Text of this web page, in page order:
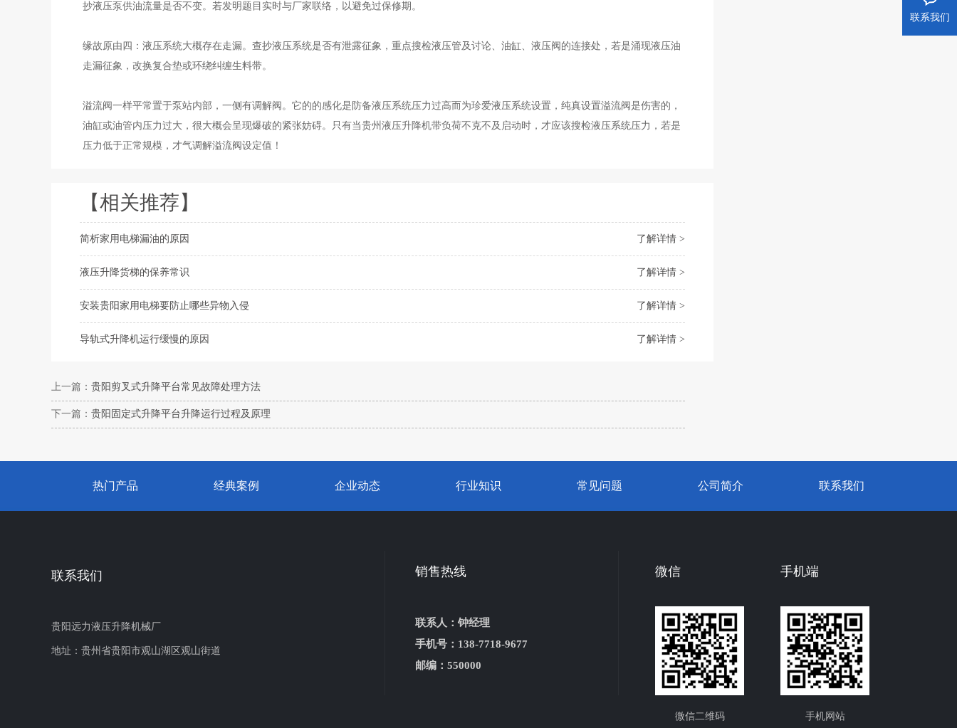
抄液压泵供油流量是否不变。若发明题目实时与厂家联络，以避免过保修期。
缘故原由四：液压系统大概存在走漏。查抄液压系统是否有泄露征象，重点搜检液压管及讨论、油缸、液压阀的连接处，若是涌现液压油
走漏征象，改换复合垫或环绕纠缠生料带。
溢流阀一样平常置于泵站内部，一侧有调解阀。它的的感化是防备液压系统压力过高而为珍爱液压系统设置，纯真设置溢流阀是伤害的，
油缸或油管内压力过大，很大概会呈现爆破的紧张妨碍。只有当贵州液压升降机带负荷不克不及启动时，才应该搜检液压系统压力，若是
压力低于正常规模，才气调解溢流阀设定值！
【相关推荐】
了解详情 >
简析家用电梯漏油的原因
了解详情 >
液压升降货梯的保养常识
了解详情 >
安装贵阳家用电梯要防止哪些异物入侵
了解详情 >
导轨式升降机运行缓慢的原因
上一篇： 贵阳剪叉式升降平台常见故障处理方法
下一篇： 贵阳固定式升降平台升降运行过程及原理
热门产品 经典案例 企业动态 行业知识 常见问题 公司简介 联系我们
联系我们
贵阳远力液压升降机械厂
地址：贵州省贵阳市观山湖区观山街道
销售热线
联系人：钟经理
手机号：138-7718-9677
邮编：550000
手机端
手机网站
微信
微信二维码
联系我们